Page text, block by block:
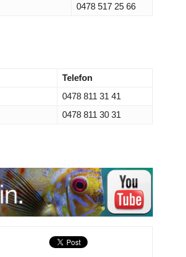
0478 517 25 66
Telefon
0478 811 31 41
0478 811 30 31